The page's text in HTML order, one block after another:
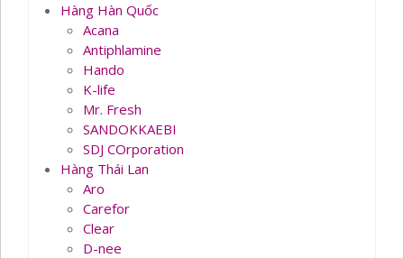
Hàng Hàn Quốc
Acana
Antiphlamine
Hando
K-life
Mr. Fresh
SANDOKKAEBI
SDJ COrporation
Hàng Thái Lan
Aro
Carefor
Clear
D-nee